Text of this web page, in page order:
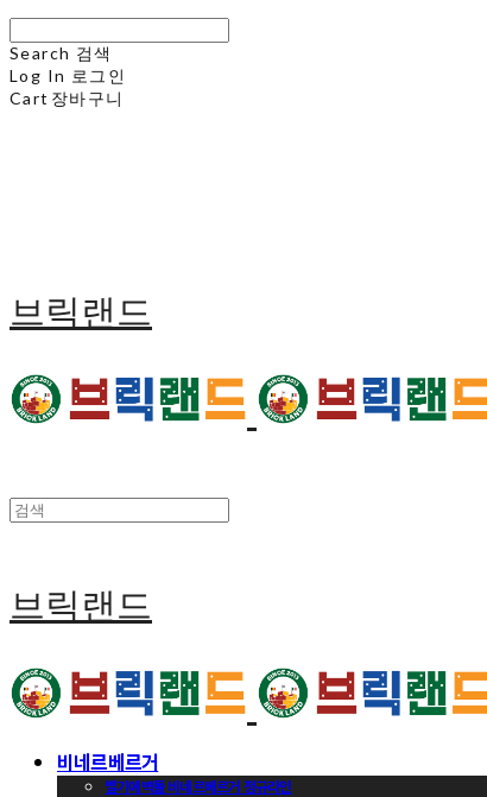
Search 검색
Log In 로그인
Cart 장바구니
브릭랜드
브릭랜드
비네르베르거
벨기에벽돌 비네르베르거 정규라인